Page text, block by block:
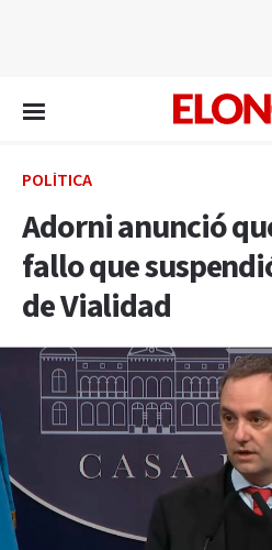
POLÍTICA
Adorni anunció
fallo que
de Vialidad